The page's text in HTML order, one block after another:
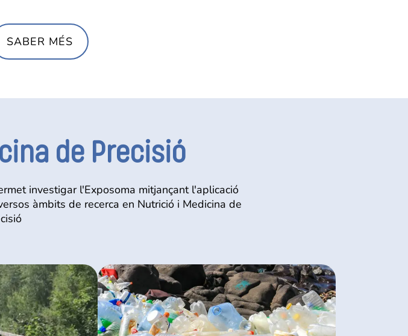
SABER MÉS
de Precisió
investigar l'Exposoma mitjançant l'aplicació
àmbits de recerca en Nutrició i Medicina de